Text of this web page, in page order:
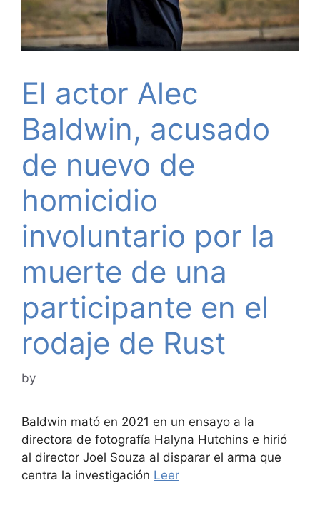
El actor Alec
Baldwin, acusado
de nuevo de
homicidio
involuntario por la
muerte de una
participante en el
rodaje de Rust
by
Baldwin mató en 2021 en un ensayo a la
directora de fotografía Halyna Hutchins e hirió
al director Joel Souza al disparar el arma que
centra la investigación Leer